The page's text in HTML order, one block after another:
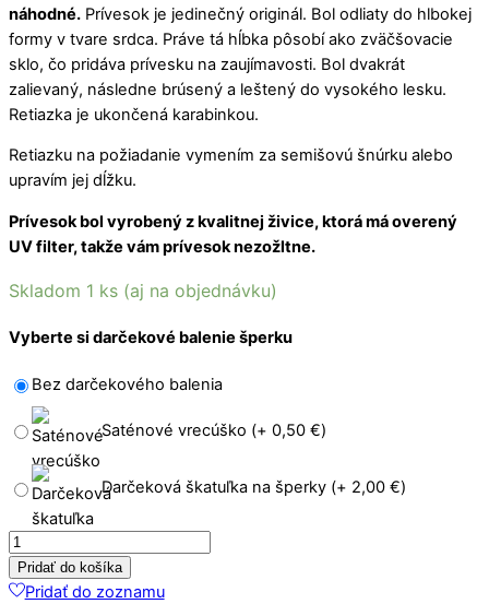
náhodné. Prívesok je jedinečný originál. Bol odliaty do hlbokej
formy v tvare srdca. Práve tá hĺbka pôsobí ako zväčšovacie
sklo, čo pridáva prívesku na zaujímavosti. Bol dvakrát
zalievaný, následne brúsený a leštený do vysokého lesku.
Retiazka je ukončená karabinkou.
Retiazku na požiadanie vymením za semišovú šnúrku alebo
upravím jej dĺžku.
Prívesok bol vyrobený z kvalitnej živice, ktorá má overený
UV filter, takže vám prívesok nezožltne.
Skladom 1 ks (aj na objednávku)
Vyberte si darčekové balenie šperku
Bez darčekového balenia
Saténové vrecúško (+ 0,50 €)
Darčeková škatuľka na šperky (+ 2,00 €)
množstvo
Náhrdelník
Sedmokráska
Pridať do košíka
Pridať do zoznamu